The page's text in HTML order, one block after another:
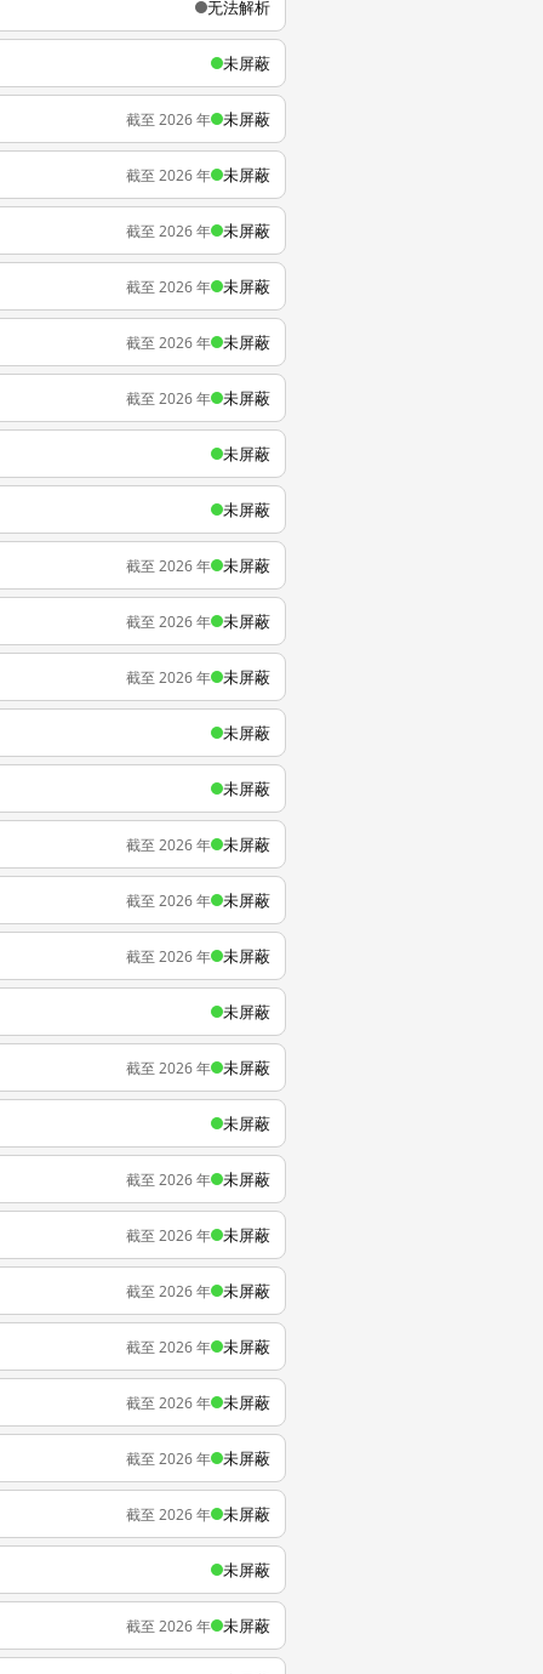
无法解析
未屏蔽
截至 2026 年 未屏蔽
截至 2026 年 未屏蔽
截至 2026 年 未屏蔽
截至 2026 年 未屏蔽
截至 2026 年 未屏蔽
截至 2026 年 未屏蔽
未屏蔽
未屏蔽
截至 2026 年 未屏蔽
截至 2026 年 未屏蔽
截至 2026 年 未屏蔽
未屏蔽
未屏蔽
截至 2026 年 未屏蔽
截至 2026 年 未屏蔽
截至 2026 年 未屏蔽
未屏蔽
截至 2026 年 未屏蔽
未屏蔽
截至 2026 年 未屏蔽
截至 2026 年 未屏蔽
截至 2026 年 未屏蔽
截至 2026 年 未屏蔽
截至 2026 年 未屏蔽
截至 2026 年 未屏蔽
截至 2026 年 未屏蔽
未屏蔽
截至 2026 年 未屏蔽